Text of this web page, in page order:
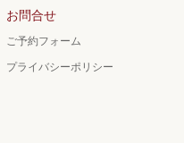
お問合せ
ご予約フォーム
プライバシーポリシー